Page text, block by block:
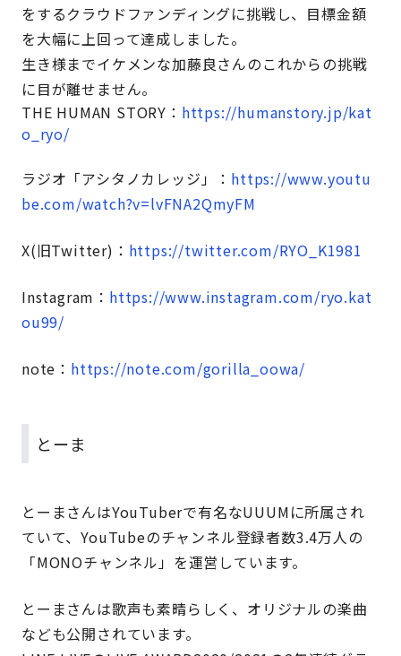
をするクラウドファンディングに挑戦し、目標金額
を大幅に上回って達成しました。
生き様までイケメンな加藤良さんのこれからの挑戦
に目が離せません。
THE HUMAN STORY： https://humanstory.jp/kat
o_ryo/
ラジオ「アシタノカレッジ」： https://www.youtu
be.com/watch?v=lvFNA2QmyFM
X(旧Twitter) ： https://twitter.com/RYO_K1981
Instagram： https://www.instagram.com/ryo.kat
ou99/
note： https://note.com/gorilla_oowa/
とーま
とーまさんはYouTuberで有名なUUUMに所属され
ていて、YouTubeのチャンネル登録者数3.4万人の
「MONOチャンネル」を運営しています。
とーまさんは歌声も素晴らしく、オリジナルの楽曲
なども公開されています。